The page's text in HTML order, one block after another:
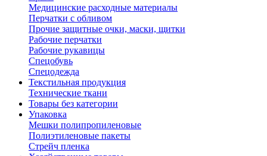
Медицинские расходные материалы
Перчатки с обливом
Прочие защитные очки, маски, щитки
Рабочие перчатки
Рабочие рукавицы
Спецобувь
Спецодежда
Текстильная продукция
Технические ткани
Товары без категории
Упаковка
Мешки полипропиленовые
Полиэтиленовые пакеты
Стрейч пленка